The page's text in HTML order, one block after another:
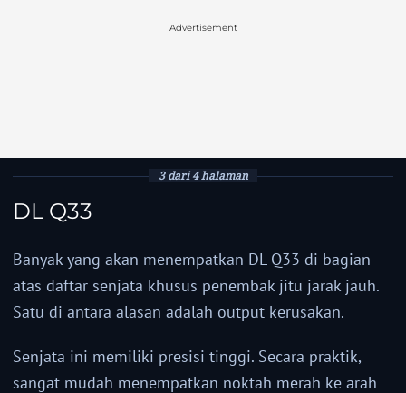
Advertisement
3 dari 4 halaman
DL Q33
Banyak yang akan menempatkan DL Q33 di bagian
atas daftar senjata khusus penembak jitu jarak jauh.
Satu di antara alasan adalah output kerusakan.
Senjata ini memiliki presisi tinggi. Secara praktik,
sangat mudah menempatkan noktah merah ke arah